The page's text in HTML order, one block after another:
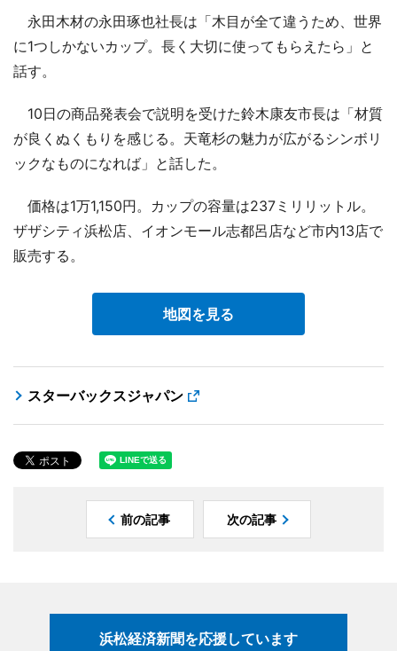
永田木材の永田琢也社長は「木目が全て違うため、世界
に1つしかないカップ。長く大切に使ってもらえたら」と
話す。
10日の商品発表会で説明を受けた鈴木康友市長は「材質
が良くぬくもりを感じる。天竜杉の魅力が広がるシンボリ
ックなものになれば」と話した。
価格は1万1,150円。カップの容量は237ミリリットル。
ザザシティ浜松店、イオンモール志都呂店など市内13店で
販売する。
地図を見る
スターバックスジャパン
前の記事 次の記事
浜松経済新聞を応援しています